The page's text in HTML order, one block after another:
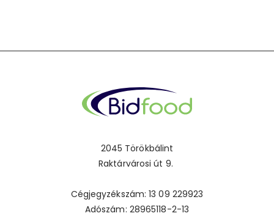
2045 Törökbálint
Raktárvárosi út 9.
Cégjegyzékszám: 13 09 229923
Adószám: 28965118-2-13